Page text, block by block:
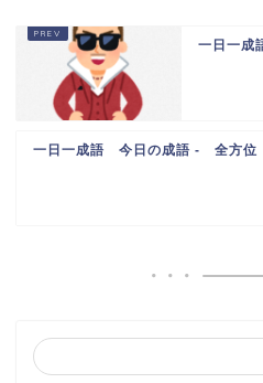
一日一成
一日一成語 今日の成語 - 全方位